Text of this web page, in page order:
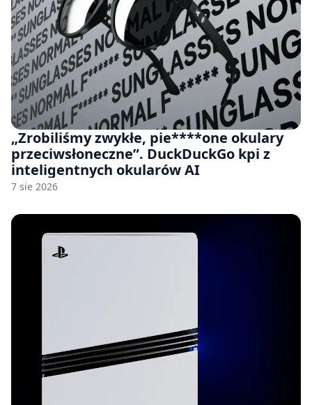
„Zrobiliśmy zwykłe, pie****one okulary
przeciwsłoneczne”. DuckDuckGo kpi z
inteligentnych okularów AI
7 sie 2026